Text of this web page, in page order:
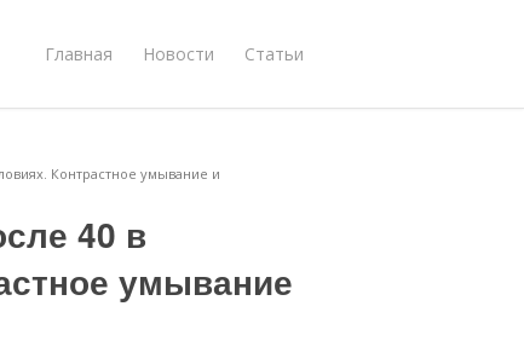
Главная Новости Статьи
Контрастное умывание и
40 в
умывание